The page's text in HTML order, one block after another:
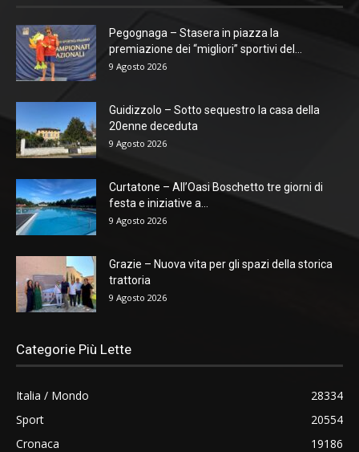
Pegognaga – Stasera in piazza la
premiazione dei “migliori” sportivi del...
9 Agosto 2026
Guidizzolo – Sotto sequestro la casa della
20enne deceduta
9 Agosto 2026
Curtatone – All’Oasi Boschetto tre giorni di
festa e iniziative a...
9 Agosto 2026
Grazie – Nuova vita per gli spazi della storica
trattoria
9 Agosto 2026
Categorie Più Lette
Italia / Mondo
28334
Sport
20554
Cronaca
19186